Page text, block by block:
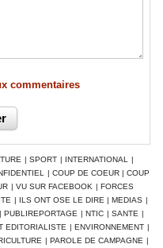
commentaires
| SPORT | INTERNATIONAL
|
| COUP DE COEUR | COUP
| VU SUR FACEBOOK | FORCES
| ILS ONT OSE LE DIRE | MEDIAS |
| PUBLIREPORTAGE | NTIC | SANTE |
EDITORIALISTE | ENVIRONNEMENT |
| PAROLE DE CAMPAGNE |